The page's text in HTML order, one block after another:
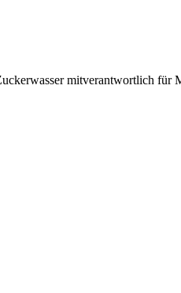
mitverantwortlich